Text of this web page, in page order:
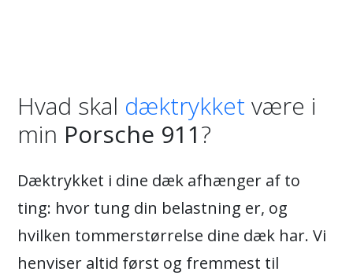
Hvad skal dæktrykket være i
min Porsche 911?
Dæktrykket i dine dæk afhænger af to
ting: hvor tung din belastning er, og
hvilken tommerstørrelse dine dæk har. Vi
henviser altid først og fremmest til